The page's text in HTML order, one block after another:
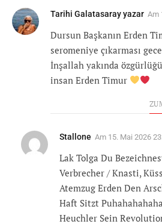
Tarihi Galatasaray yazar Am
Dursun Başkanın Erden
seromeniye çıkarması
İnşallah yakında
insan Erden Timur
Stallone Am 15. Mai 2026
Lak Tolga Du
Verbrecher / Knasti,
Atemzug Erden Den
Haft Sitzt
Heuchler Sein